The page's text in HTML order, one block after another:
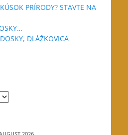
PRÍRODY? STAVTE NA
DLÁŽKOVICA